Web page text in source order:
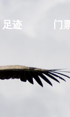
足迹 门